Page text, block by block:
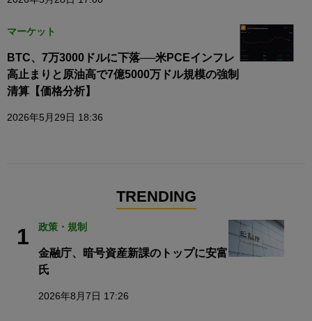
マーケット
BTC、7万3000ドルに下落──米PCEインフレ
高止まりと原油高で7億5000万ドル規模の強制
清算【価格分析】
2026年5月29日 18:36
TRENDING
1 政策・規制
金融庁、暗号資産新課のトップに安富
氏
2026年8月7日 17:26